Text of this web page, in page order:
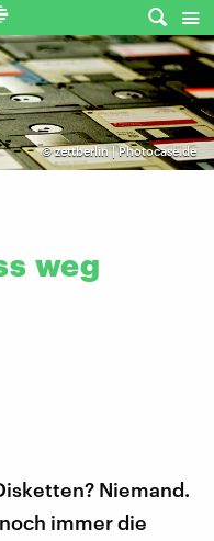
©zettberlin | Photocase.de
weg
Niemand.
immer die